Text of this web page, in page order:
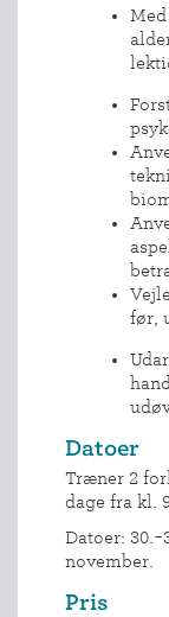
INDMELDELSE
BREDDEPULJE
SPORTSGRENE
FORBUNDET
før,
Datoer
Træner 2
dage fra kl.
Datoer: 30.-
november.
Pris